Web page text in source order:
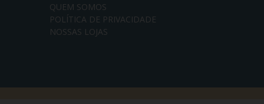
QUEM SOMOS
POLÍTICA DE PRIVACIDADE
NOSSAS LOJAS